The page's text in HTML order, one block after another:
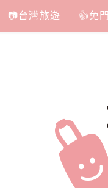
📷台灣旅遊 👍免